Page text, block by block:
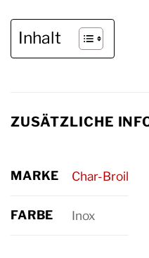
Inhalt
ZUSÄTZLICHE
MARKE Char-Broil
FARBE Inox